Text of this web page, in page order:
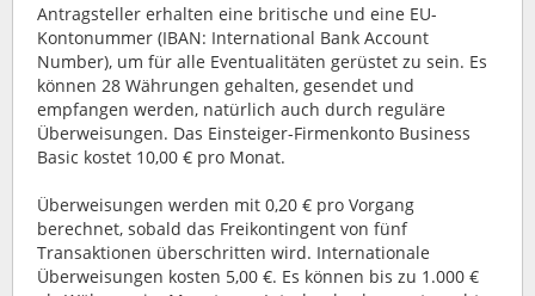
Antragsteller erhalten eine britische und eine EU-
Kontonummer (IBAN: International Bank Account
Number), um für alle Eventualitäten gerüstet zu sein. Es
können 28 Währungen gehalten, gesendet und
empfangen werden, natürlich auch durch reguläre
Überweisungen. Das Einsteiger-Firmenkonto Business
Basic kostet 10,00 € pro Monat.
Überweisungen werden mit 0,20 € pro Vorgang
berechnet, sobald das Freikontingent von fünf
Transaktionen überschritten wird. Internationale
Überweisungen kosten 5,00 €. Es können bis zu 1.000 €